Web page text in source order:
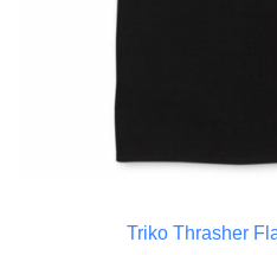
Triko Thrasher